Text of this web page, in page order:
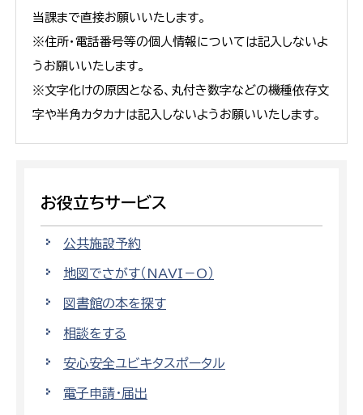
当課まで直接お願いいたします。
※住所・電話番号等の個人情報については記入しないよ
うお願いいたします。
※文字化けの原因となる、丸付き数字などの機種依存文
字や半角カタカナは記入しないようお願いいたします。
お役立ちサービス
公共施設予約
地図でさがす（NAVI－O）
図書館の本を探す
相談をする
安心安全ユビキタスポータル
電子申請・届出